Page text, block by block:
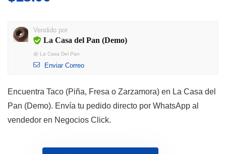
Vendido por
La Casa del Pan (Demo)
@ La Casa Del Pan
Enviar Correo
Encuentra Taco (Piña, Fresa o Zarzamora) en La Casa del
Pan (Demo). Envía tu pedido directo por WhatsApp al
vendedor en Negocios Click.